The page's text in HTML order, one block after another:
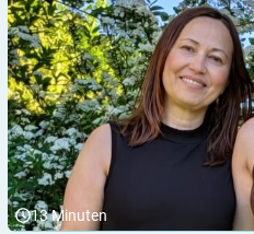
13Minuten